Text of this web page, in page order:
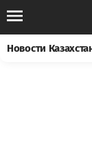
Новости